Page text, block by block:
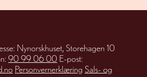
Nynorskhuset, Storehagen 10
90 99 06 00 E-post:
Personvernerklæring Sals- og